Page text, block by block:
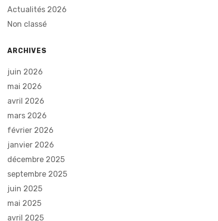
Actualités 2026
Non classé
ARCHIVES
juin 2026
mai 2026
avril 2026
mars 2026
février 2026
janvier 2026
décembre 2025
septembre 2025
juin 2025
mai 2025
avril 2025